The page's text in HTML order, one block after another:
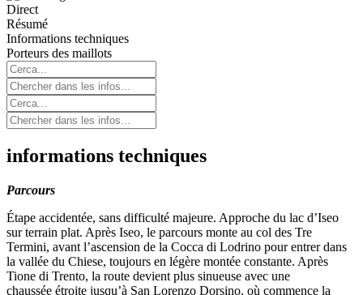
Direct
Résumé
Informations techniques
Porteurs des maillots
informations techniques
Parcours
Étape accidentée, sans difficulté majeure. Approche du lac d’Iseo
sur terrain plat. Après Iseo, le parcours monte au col des Tre
Termini, avant l’ascension de la Cocca di Lodrino pour entrer dans
la vallée du Chiese, toujours en légère montée constante. Après
Tione di Trento, la route devient plus sinueuse avec une
chaussée étroite jusqu’à San Lorenzo Dorsino, où commence la